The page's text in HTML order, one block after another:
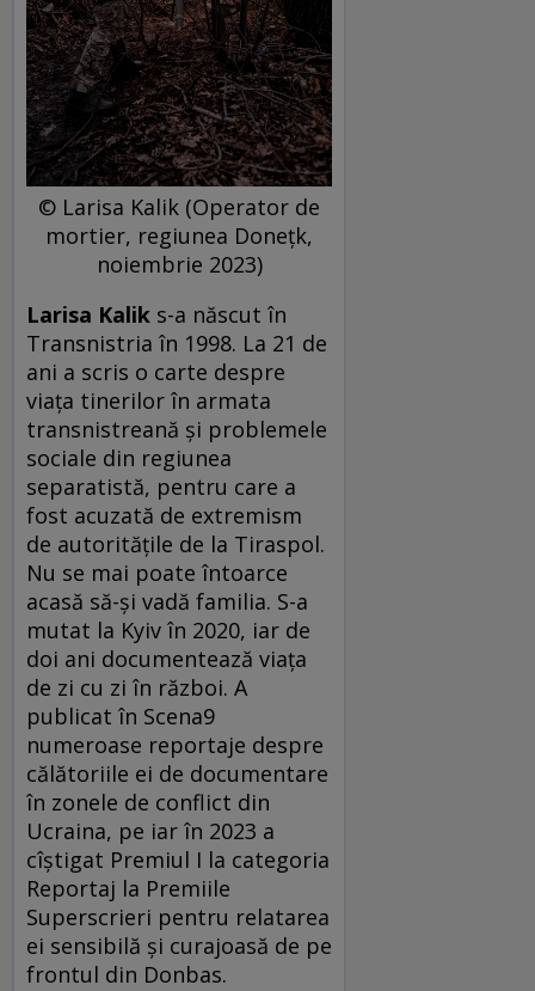
© Larisa Kalik (Operator de
mortier, regiunea Donețk,
noiembrie 2023)
Larisa Kalik s-a născut în
Transnistria în 1998. La 21 de
ani a scris o carte despre
viața tinerilor în armata
transnistreană și problemele
sociale din regiunea
separatistă, pentru care a
fost acuzată de extremism
de autoritățile de la Tiraspol.
Nu se mai poate întoarce
acasă să-și vadă familia. S-a
mutat la Kyiv în 2020, iar de
doi ani documentează viața
de zi cu zi în război. A
publicat în Scena9
numeroase reportaje despre
călătoriile ei de documentare
în zonele de conflict din
Ucraina, pe iar în 2023 a
cîștigat Premiul I la categoria
Reportaj la Premiile
Superscrieri pentru relatarea
ei sensibilă și curajoasă de pe
frontul din Donbas.